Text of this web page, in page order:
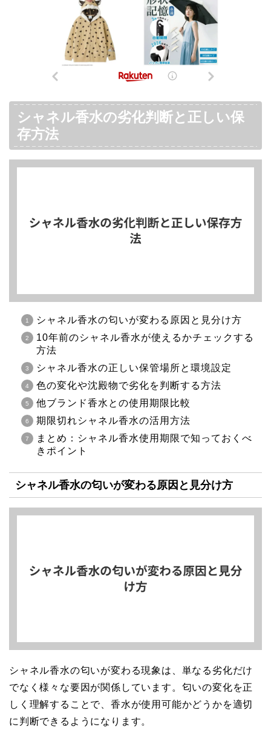
シャネル香水の劣化判断と正しい保
存方法
シャネル香水の匂いが変わる原因と見分け方
10年前のシャネル香水が使えるかチェックする
方法
シャネル香水の正しい保管場所と環境設定
色の変化や沈殿物で劣化を判断する方法
他ブランド香水との使用期限比較
期限切れシャネル香水の活用方法
まとめ：シャネル香水使用期限で知っておくべ
きポイント
シャネル香水の匂いが変わる原因と見分け方
シャネル香水の匂いが変わる現象は、単なる劣化だけ
でなく様々な要因が関係しています。匂いの変化を正
しく理解することで、香水が使用可能かどうかを適切
に判断できるようになります。